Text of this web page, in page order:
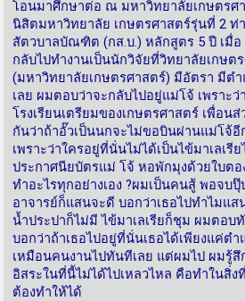
โอนมาศึกษาต่อ ณ มหาวิทยาลัยเกษตรศ
นิสิตมหาวิทยาลัย เกษตรศาสตร์รุ่นที่ 2
สัตวบาลบัณฑิต (กส.บ.) หลักสูตร 5 ปี เมื่อ
กลับไปทำงานเป็นนักวิจัยที่วิทยาลัยเกษต
(มหาวิทยาลัยเกษตรศาสตร์) มีอัตรา มีต
เลย ผมตอบว่าจะกลับไปอยู่แม่โจ้ เพราะ
โรงเรียนเตรียมของเกษตรศาสตร์ เพื่อน
กันว่าถ้าอั๊วเป็นนกจะไม่ขอบินผ่านแม่โจ้อี
เพราะว่าใครอยู่ที่นั่นไม่ได้เป็นไข้มาเลเรี
ประกาศนียบัตรแม่ โจ้ หอพักมุงด้วยใบตอ
ทำอะไรทุกอย่างเอง ?ผมเป็นคนสู้ พอจบ
อาจารย์ก็แสนจะดี บอกว่าเธอไปทำไมแ
น้ำประปาก็ไม่มี ไข้มาเลเรียก็ชุม ผมตอบ
บอกว่าถ้าเธอไปอยู่ที่นั่นเธอได้เพียงแค่ต
เหมือนคนงานไปทันทีเลย แต่ผมไป ผมรู้
อิสระในที่นี้ไม่ได้ไปเหลวไหล คือทำในสิ่ง
ต้องทำให้ได้